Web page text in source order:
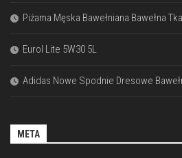
Piżama Męska Bawełniana Bawełna
Eurol Lite 5W30 5L
Adidas Nowe Spodnie Dresowe
META